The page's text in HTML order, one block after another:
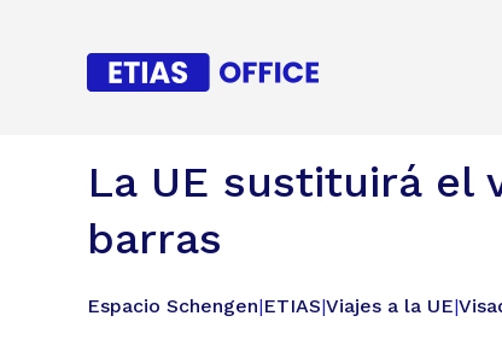
La UE sustituirá el
barras
Espacio Schengen|ETIAS|Viajes a la UE|